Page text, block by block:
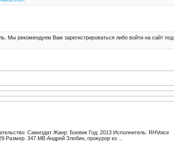
Мы рекомендуем Вам зарегистрироваться либо войти на сайт под
Самиздат Жанр: Боевик Год: 2013 Исполнитель: RHVoice
347 MB Андрей Злобин, прокурор из ...